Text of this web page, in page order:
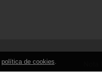
política de cookies.